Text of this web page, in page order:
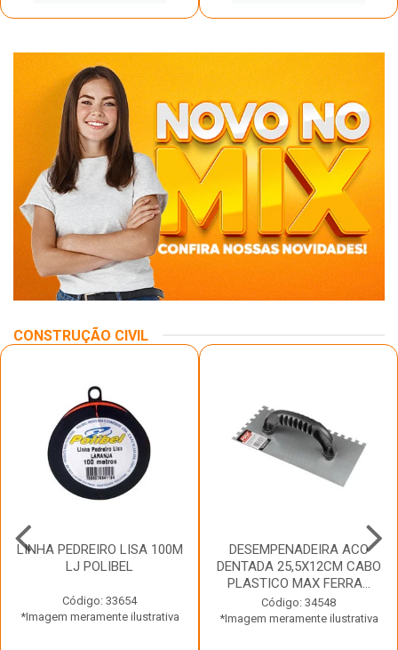
CONSTRUÇÃO CIVIL
LINHA PEDREIRO LISA 100M
LJ POLIBEL
Código: 33654
*Imagem meramente ilustrativa
DESEMPENADEIRA ACO
DENTADA 25,5X12CM CABO
PLASTICO MAX FERRA...
Código: 34548
*Imagem meramente ilustrativa